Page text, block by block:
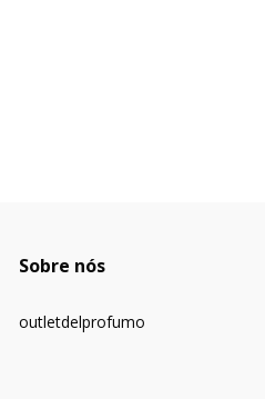
Sobre nós
outletdelprofumo